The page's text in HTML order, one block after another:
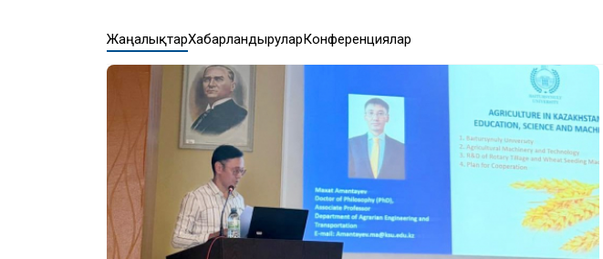
ЖаңалықтарХабарландыруларКонференциялар